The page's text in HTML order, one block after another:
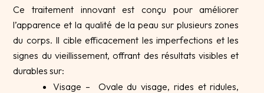
Ce traitement innovant est conçu pour améliorer
l’apparence et la qualité de la peau sur plusieurs zones
du corps. Il cible efficacement les imperfections et les
signes du vieillissement, offrant des résultats visibles et
durables sur:
Visage – Ovale du visage, rides et ridules,